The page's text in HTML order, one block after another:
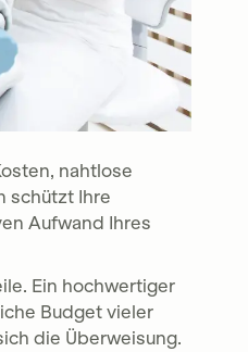
nahtlose
schützt Ihre
Aufwand Ihres
Ein hochwertiger
Budget vieler
die Überweisung.